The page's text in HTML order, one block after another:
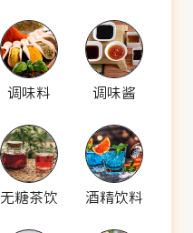
调味料 调味酱
无糖茶饮 酒精饮料